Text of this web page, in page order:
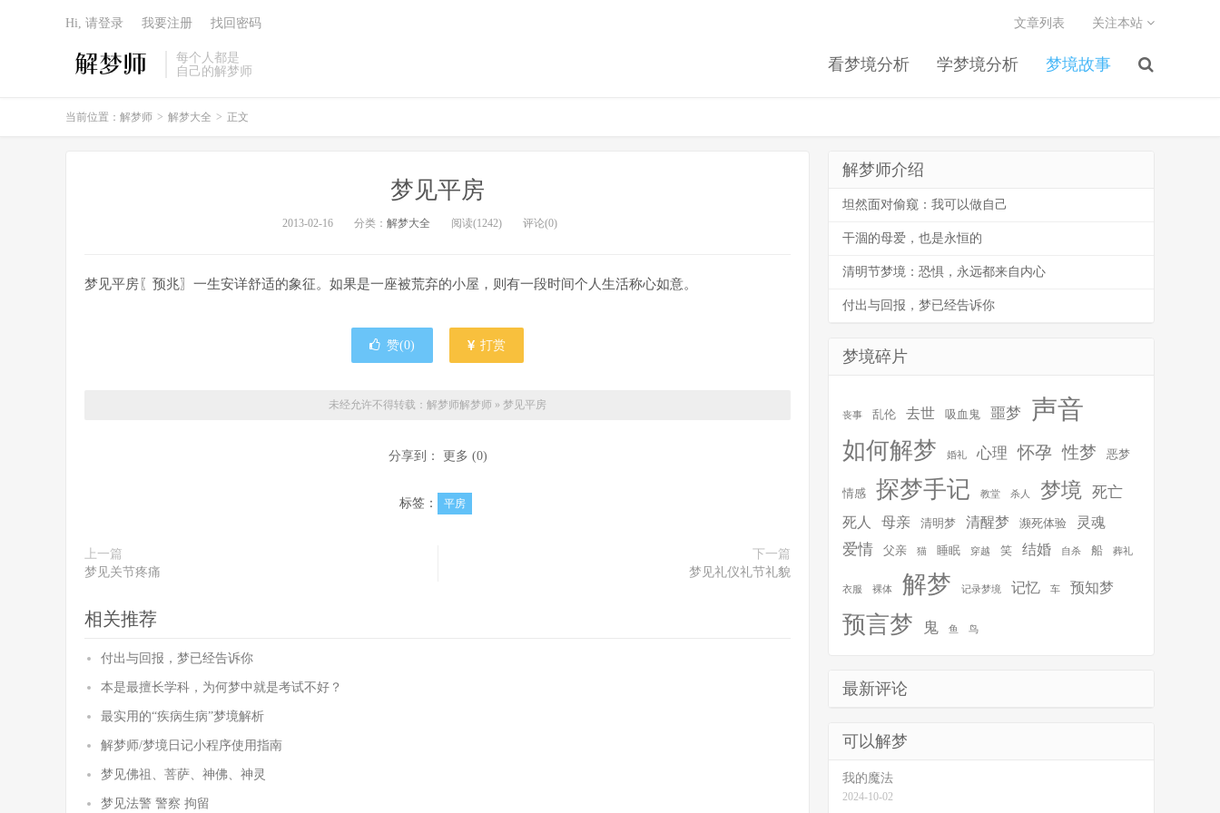
每个人都是
自己的解梦师
看梦境分析 学梦境分析 梦境故事
文章列表 关注本站
Hi, 请登录 我要注册 找回密码
当前位置： 解梦师 > 解梦大全 > 正文
梦见平房
2013-02-16 分类： 解梦大全 阅读(1242) 评论(0)
梦见平房〖预兆〗一生安详舒适的象征。如果是一座被荒弃的小屋，则有一段时间个人生活称心如意。
赞(0) 打赏
未经允许不得转载：解梦师解梦师 » 梦见平房
分享到： 更多 (0)
标签： 平房
上一篇
梦见关节疼痛
下一篇
梦见礼仪礼节礼貌
相关推荐
付出与回报，梦已经告诉你
本是最擅长学科，为何梦中就是考试不好？
最实用的“疾病生病”梦境解析
解梦师/梦境日记小程序使用指南
梦见佛祖、菩萨、神佛、神灵
梦见法警 警察 拘留
解梦师介绍
坦然面对偷窥：我可以做自己
干涸的母爱，也是永恒的
清明节梦境：恐惧，永远都来自内心
付出与回报，梦已经告诉你
梦境碎片
丧事 乱伦 去世 吸血鬼 噩梦 声音
如何解梦 婚礼 心理 怀孕 性梦 恶梦
情感 探梦手记 教堂 杀人 梦境 死亡
死人 母亲 清明梦 清醒梦 濒死体验 灵魂
爱情 父亲 猫 睡眠 穿越 笑 结婚 自杀 船 葬礼
衣服 裸体 解梦 记录梦境 记忆 车 预知梦
预言梦 鬼 鱼 鸟
最新评论
可以解梦
我的魔法
2024-10-02